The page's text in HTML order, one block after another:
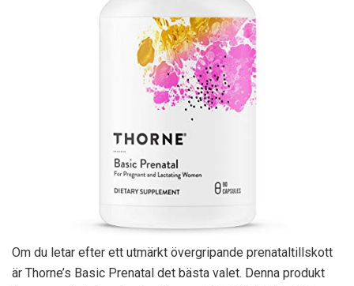
Om du letar efter ett utmärkt övergripande prenataltillskott
är Thorne’s Basic Prenatal det bästa valet. Denna produkt